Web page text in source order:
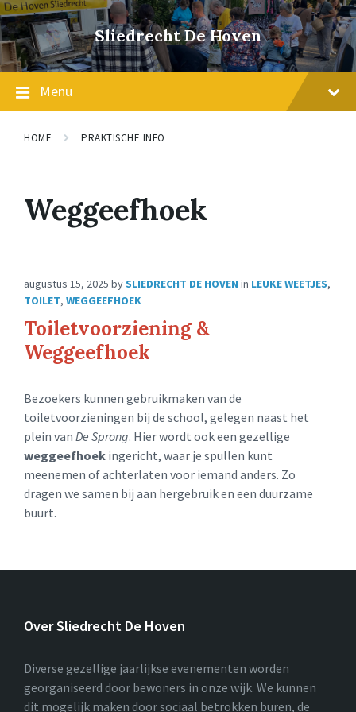
Skip
to
content
Skip
to
main
navigation
Skip
to
footer
Sliedrecht De Hoven
Menu
HOME PRAKTISCHE INFO
Weggeefhoek
augustus 15, 2025 bySLIEDRECHT DE HOVEN in LEUKE WEETJES,
TOILET, WEGGEEFHOEK
Toiletvoorziening &
Weggeefhoek
Bezoekers kunnen gebruikmaken van de
toiletvoorzieningen bij de school, gelegen naast het
plein van De Sprong. Hier wordt ook een gezellige
weggeefhoek ingericht, waar je spullen kunt
meenemen of achterlaten voor iemand anders. Zo
dragen we samen bij aan hergebruik en een duurzame
buurt.
Over Sliedrecht De Hoven
Diverse gezellige jaarlijkse evenementen worden
georganiseerd door bewoners in onze wijk. We kunnen
dit mogelijk maken door sociaal betrokken buren, de